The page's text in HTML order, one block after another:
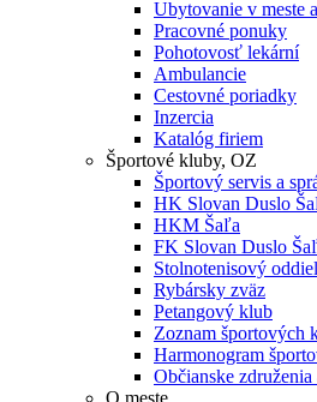
Ubytovanie v meste
Pracovné ponuky
Pohotovosť lekární
Ambulancie
Cestovné poriadky
Inzercia
Katalóg firiem
Športové kluby, OZ
Športový servis a
HK Slovan Duslo
HKM Šaľa
FK Slovan Duslo
Stolnotenisový oddiel
Rybársky zväz
Petangový klub
Zoznam športových
Harmonogram
Občianske
O meste